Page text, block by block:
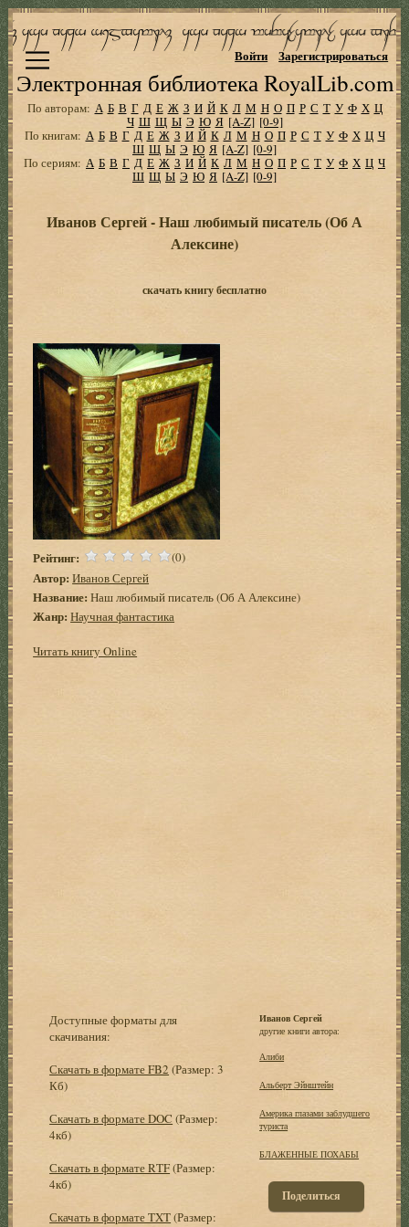
Электронная библиотека RoyalLib.com
Войти Зарегистрироваться
По авторам: А Б В Г Д Е Ж З И Й К Л М Н О П Р С Т У Ф Х Ц
Ч Ш Щ Ы Э Ю Я [A-Z] [0-9]
По книгам: А Б В Г Д Е Ж З И Й К Л М Н О П Р С Т У Ф Х Ц Ч
Ш Щ Ы Э Ю Я [A-Z] [0-9]
По сериям: А Б В Г Д Е Ж З И Й К Л М Н О П Р С Т У Ф Х Ц Ч
Ш Щ Ы Э Ю Я [A-Z] [0-9]
Иванов Сергей - Наш любимый писатель (Об А
Алексине)
скачать книгу бесплатно
Рейтинг: (0)
Автор: Иванов Сергей
Название: Наш любимый писатель (Об А Алексине)
Жанр: Научная фантастика
Читать книгу Online
Доступные форматы для
скачивания:
Скачать в формате FB2 (Размер: 3
Кб)
Скачать в формате DOC (Размер:
4кб)
Скачать в формате RTF(Размер:
4кб)
Скачать в формате TXT(Размер:
Иванов Сергей
другие книги автора:
Алиби
Альберт Эйнштейн
Америка глазами заблудшего
туриста
БЛАЖЕННЫЕ ПОХАБЫ
Поделиться